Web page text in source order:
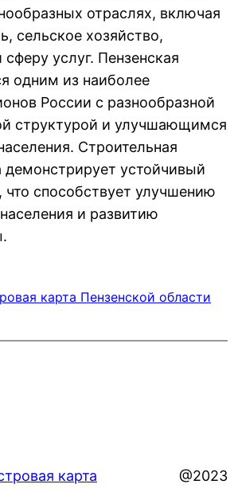
отраслях, включая
сельское хозяйство,
услуг. Пензенская
одним из наиболее
России с разнообразной
структурой и улучшающимся
Строительная
демонстрирует устойчивый
что способствует улучшению
и развитию
карта Пензенской области
карта @2023